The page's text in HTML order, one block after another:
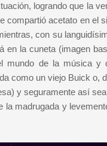
logrando que la
compartió acetato en el
con su
la cuneta (imagen
mundo de la música
como un viejo Buick o,
y seguramente así
madrugada y